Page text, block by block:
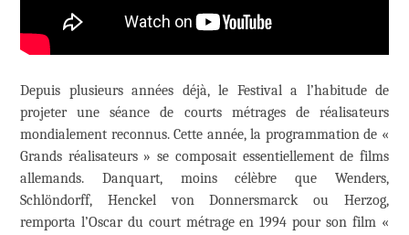
Depuis plusieurs années déjà, le Festival a l’habitude de
projeter une séance de courts métrages de réalisateurs
mondialement reconnus. Cette année, la programmation de «
Grands réalisateurs » se composait essentiellement de films
allemands. Danquart, moins célèbre que Wenders,
Schlöndorff, Henckel von Donnersmarck ou Herzog,
remporta l’Oscar du court métrage en 1994 pour son film «